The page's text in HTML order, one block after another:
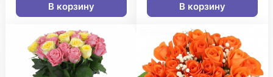
В корзину В корзину